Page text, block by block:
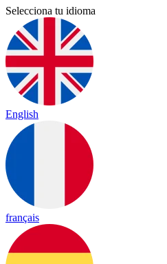
Selecciona tu idioma
English
français